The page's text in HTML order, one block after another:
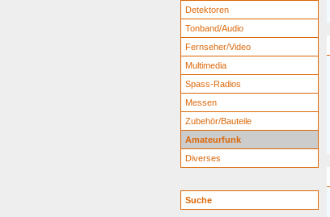
Detektoren
Tonband/Audio
Fernseher/Video
Multimedia
Spass-Radios
Messen
Zubehör/Bauteile
Amateurfunk
Diverses
Suche